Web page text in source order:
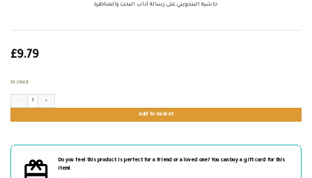
حاشية البنجويني على رسالة آداب البحث والمناظرة
£9.79
In stock
Add to basket
Do you feel this product is perfect for a friend or a loved one? You can buy a gift card for this
item!